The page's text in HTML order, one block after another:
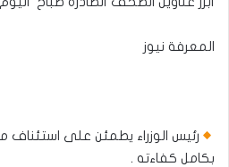
المعرفة نيوز
رئيس الوزراء يطمئن على استئناف
بكامل كفاءته .